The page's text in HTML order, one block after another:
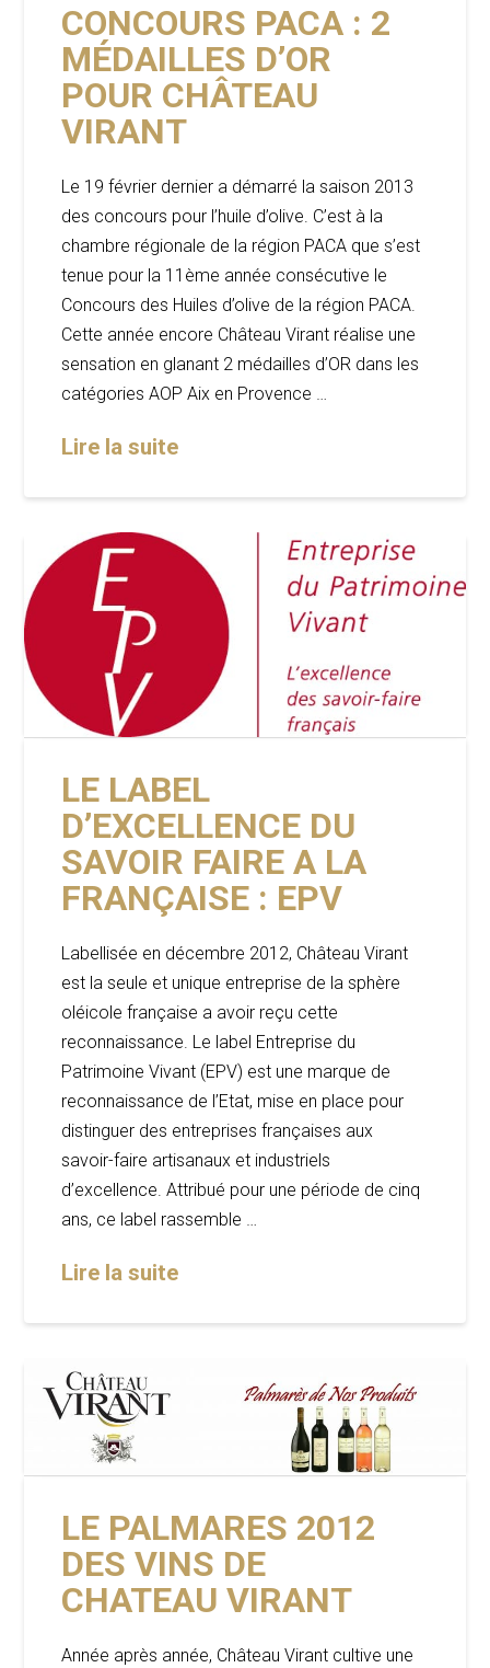
CONCOURS PACA : 2
MÉDAILLES D’OR
POUR CHÂTEAU
VIRANT
Le 19 février dernier a démarré la saison 2013
des concours pour l’huile d’olive. C’est à la
chambre régionale de la région PACA que s’est
tenue pour la 11ème année consécutive le
Concours des Huiles d’olive de la région PACA.
Cette année encore Château Virant réalise une
sensation en glanant 2 médailles d’OR dans les
catégories AOP Aix en Provence …
Lire la suite
LE LABEL
D’EXCELLENCE DU
SAVOIR FAIRE A LA
FRANÇAISE : EPV
Labellisée en décembre 2012, Château Virant
est la seule et unique entreprise de la sphère
oléicole française a avoir reçu cette
reconnaissance. Le label Entreprise du
Patrimoine Vivant (EPV) est une marque de
reconnaissance de l’Etat, mise en place pour
distinguer des entreprises françaises aux
savoir-faire artisanaux et industriels
d’excellence. Attribué pour une période de cinq
ans, ce label rassemble …
Lire la suite
LE PALMARES 2012
DES VINS DE
CHATEAU VIRANT
Année après année, Château Virant cultive une